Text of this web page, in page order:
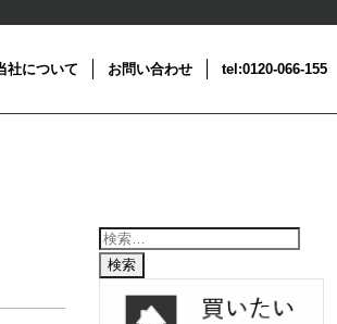
社について お問い合わせ tel:0120-066-155